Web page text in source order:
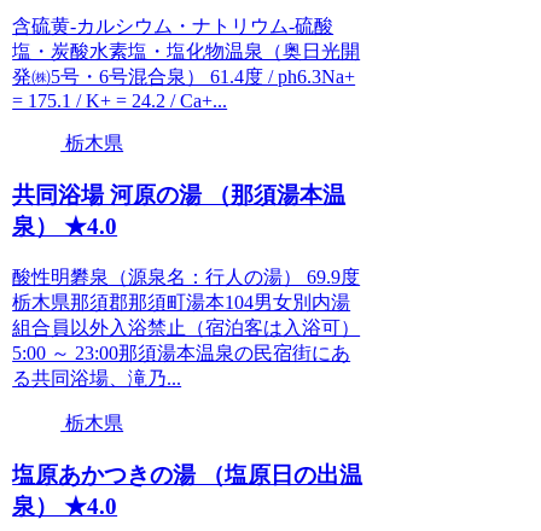
含硫黄-カルシウム・ナトリウム-硫酸
塩・炭酸水素塩・塩化物温泉（奥日光開
発㈱5号・6号混合泉） 61.4度 / ph6.3Na+
= 175.1 / K+ = 24.2 / Ca+...
栃木県
共同浴場 河原の湯 （那須湯本温
泉） ★4.0
酸性明礬泉（源泉名：行人の湯） 69.9度
栃木県那須郡那須町湯本104男女別内湯
組合員以外入浴禁止（宿泊客は入浴可）
5:00 ～ 23:00那須湯本温泉の民宿街にあ
る共同浴場、滝乃...
栃木県
塩原あかつきの湯 （塩原日の出温
泉） ★4.0